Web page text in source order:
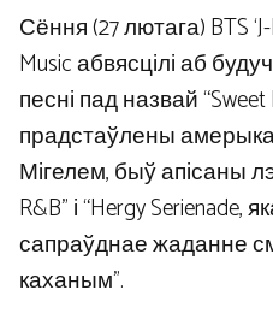
Сёння (27 лютага) BTS
Music абвясцілі аб
песні пад назвай
прадстаўлены
Мігелем, быў апісаны
R&B” і “Hergy Serienade,
сапраўднае жаданне
каханым”.